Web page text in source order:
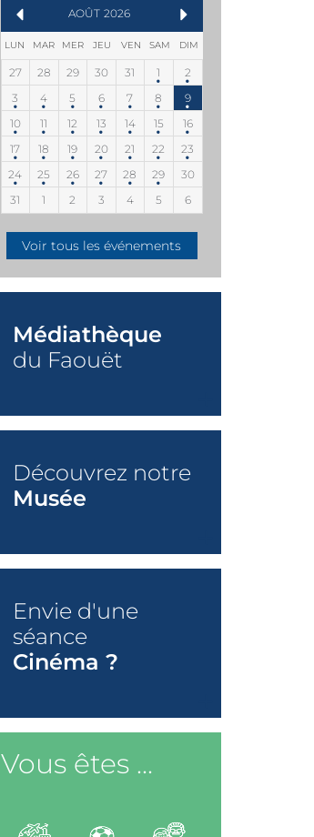
AOÛT 2026
LUN MAR MER JEU VEN SAM DIM
27 28 29 30 31 1
2
3
4 5 6 7 8
9
10
11 12 13 14 15
16
17
18 19 20 21 22
23
24
25 26 27 28 29
30
31
1 2 3 4 5 6
Voir tous les événements
Médiathèque
du Faouët
Découvrez notre
Musée
Envie d'une
séance
Cinéma ?
Vous êtes ...